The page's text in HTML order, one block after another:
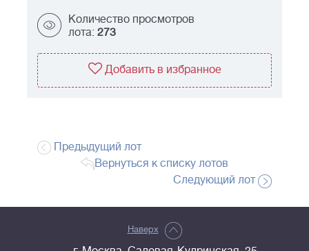
Количество просмотров
лота: 273
Добавить в избранное
Предыдущий лот
Вернуться к списку лотов
Следующий лот
Наверх